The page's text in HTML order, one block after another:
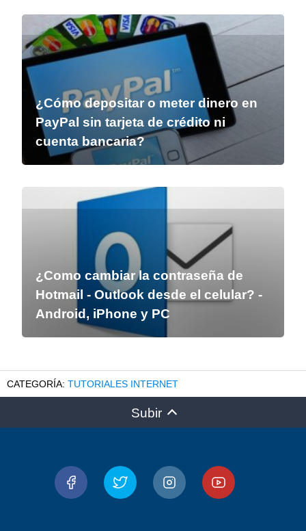
¿Cómo depositar o meter dinero en
PayPal sin tarjeta de crédito ni
cuenta bancaria?
¿Como cambiar la contraseña de
Hotmail - Outlook desde el celular? -
Android, iPhone y PC
TUTORIALES INTERNET
Subir